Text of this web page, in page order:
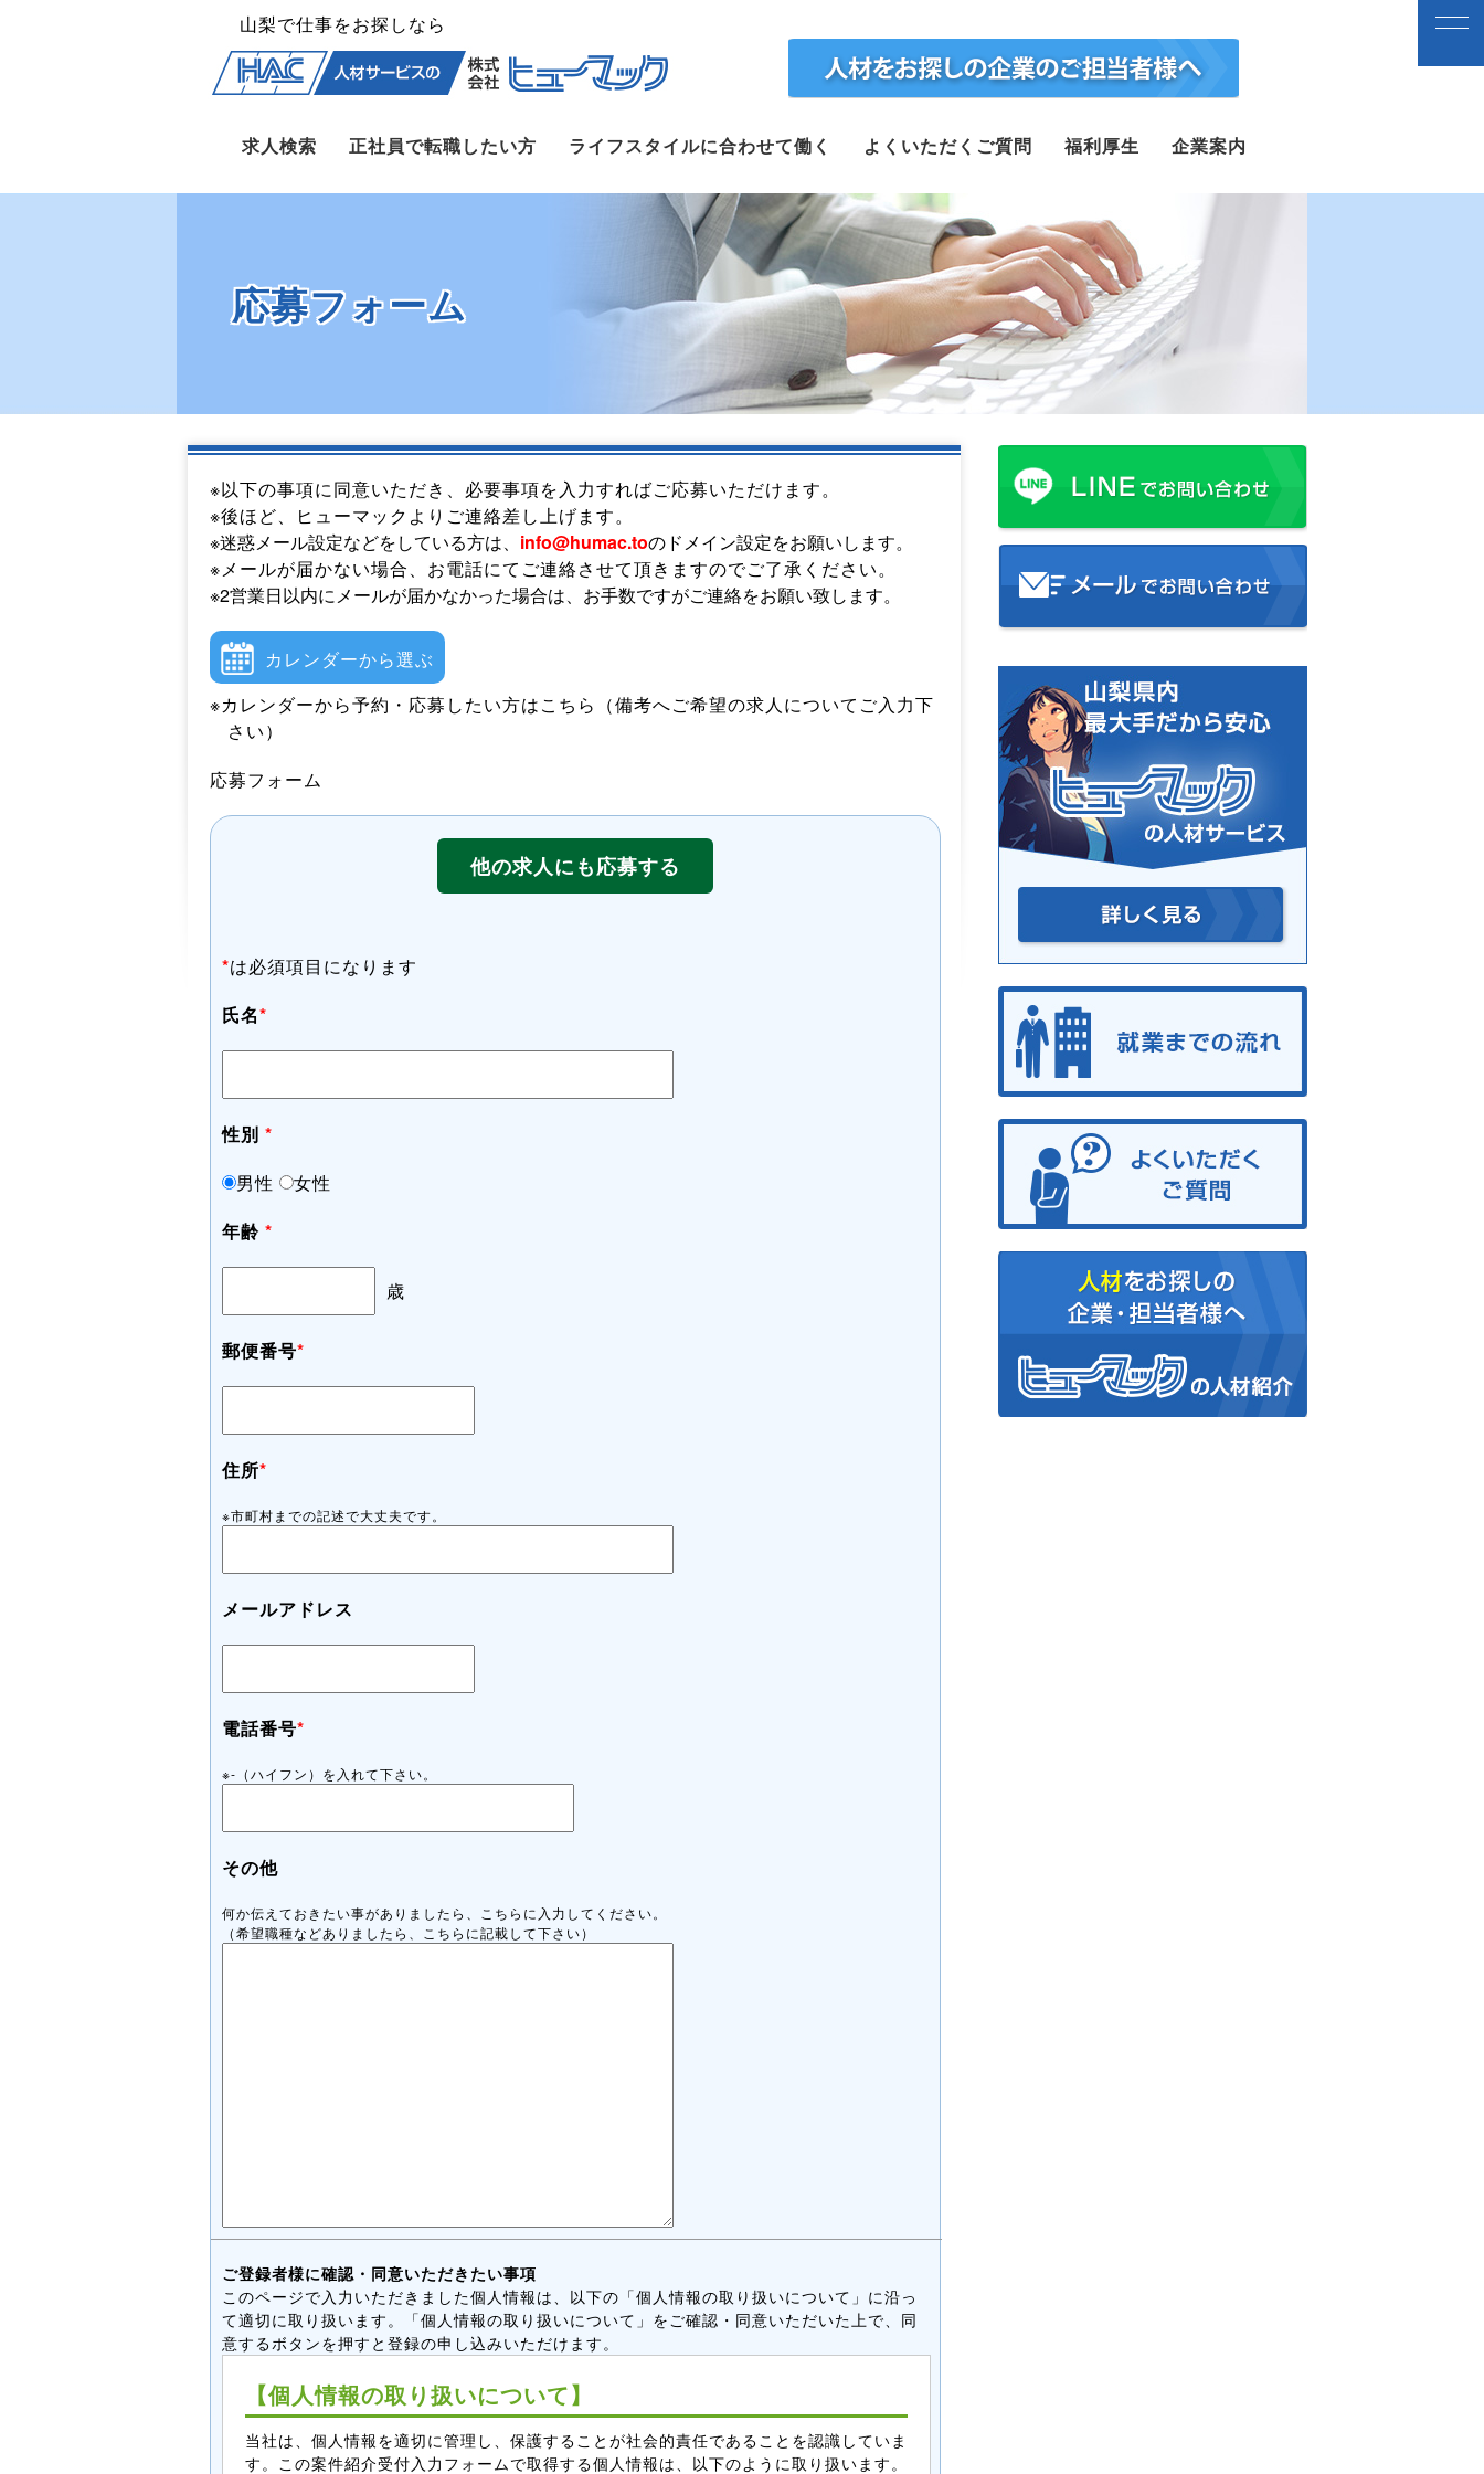
正社員で転職したい方
ライフスタイルに合わせて働く
よくいただくご質問
福利厚生
企業案内
山梨で仕事をお探しなら
求人検索 正社員で転職したい方 ライフスタイルに合わせて働く よくいただくご質問 福利厚生 企業案内
応募フォーム
※以下の事項に同意いただき、必要事項を入力すればご応募いただけます。
※後ほど、ヒューマックよりご連絡差し上げます。
※迷惑メール設定などをしている方は、 info@humac.toのドメイン設定をお願いします。
※メールが届かない場合、お電話にてご連絡させて頂きますのでご了承ください。
※2営業日以内にメールが届かなかった場合は、お手数ですがご連絡をお願い致します。
カレンダーから選ぶ
※カレンダーから予約・応募したい方はこちら（備考へご希望の求人についてご入力下
さい）
応募フォーム
他の求人にも応募する
*は必須項目になります
氏名*
性別 *
男性
女性
年齢 *
歳
郵便番号*
住所*
※市町村までの記述で大丈夫です。
メールアドレス
電話番号*
※-（ハイフン）を入れて下さい。
その他
何か伝えておきたい事がありましたら、こちらに入力してください。
（希望職種などありましたら、こちらに記載して下さい）
ご登録者様に確認・同意いただきたい事項
このページで入力いただきました個人情報は、以下の「個人情報の取り扱いについて」に沿っ
て適切に取り扱います。「個人情報の取り扱いについて」をご確認・同意いただいた上で、同
意するボタンを押すと登録の申し込みいただけます。
【個人情報の取り扱いについて】
当社は、個人情報を適切に管理し、保護することが社会的責任であることを認識していま
す。この案件紹介受付入力フォームで取得する個人情報は、以下のように取り扱います。